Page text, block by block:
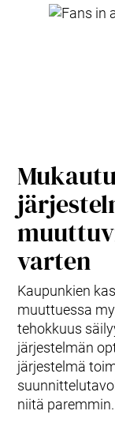
varten
Kaupunkien
muuttuessa
tehokkuus
järjestelmän
järjestelmä
niitä